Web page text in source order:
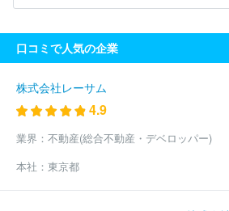
口コミで人気の企業
株式会社レーサム
4.9
業界： 不動産(総合不動産・デベロッパー)
本社： 東京都